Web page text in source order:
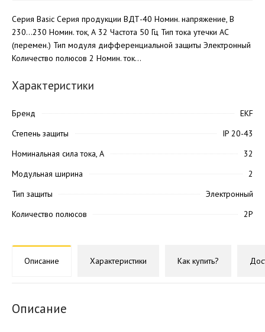
Серия Basic Серия продукции ВДТ-40 Номин. напряжение, В
230...230 Номин. ток, А 32 Частота 50 Гц Тип тока утечки AC
(перемен.) Тип модуля дифференциальной защиты Электронный
Количество полюсов 2 Номин. ток...
Характеристики
Бренд
EKF
Степень защиты
IP 20-43
Номинальная сила тока, А
32
Модульная ширина
2
Тип защиты
Электронный
Количество полюсов
2P
Описание Характеристики Как купить?
Описание